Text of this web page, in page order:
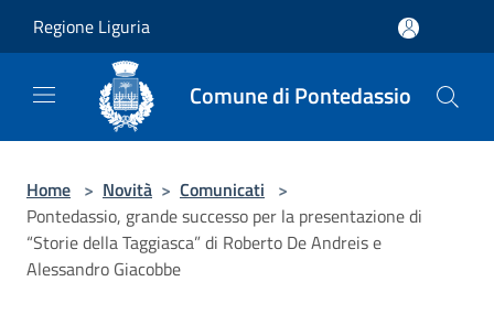
Regione Liguria
Comune di Pontedassio
Home > Novità > Comunicati >
Pontedassio, grande successo per la presentazione di
“Storie della Taggiasca” di Roberto De Andreis e
Alessandro Giacobbe